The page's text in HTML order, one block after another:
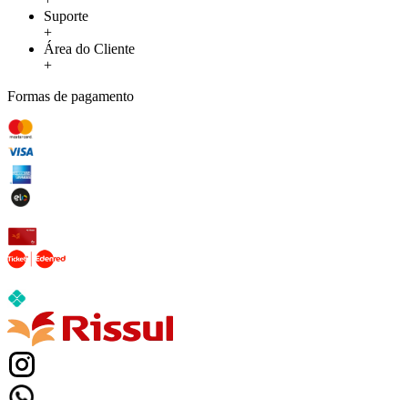
Suporte
+
Área do Cliente
+
Formas de pagamento